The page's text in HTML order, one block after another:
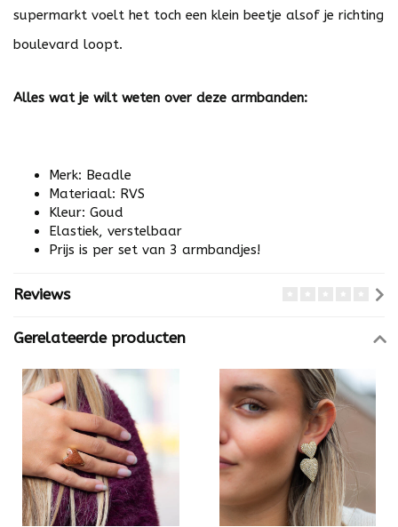
supermarkt voelt het toch een klein beetje alsof je richting
boulevard loopt.
Alles wat je wilt weten over deze armbanden:
Merk: Beadle
Materiaal: RVS
Kleur: Goud
Elastiek, verstelbaar
Prijs is per set van 3 armbandjes!
Reviews
Gerelateerde producten